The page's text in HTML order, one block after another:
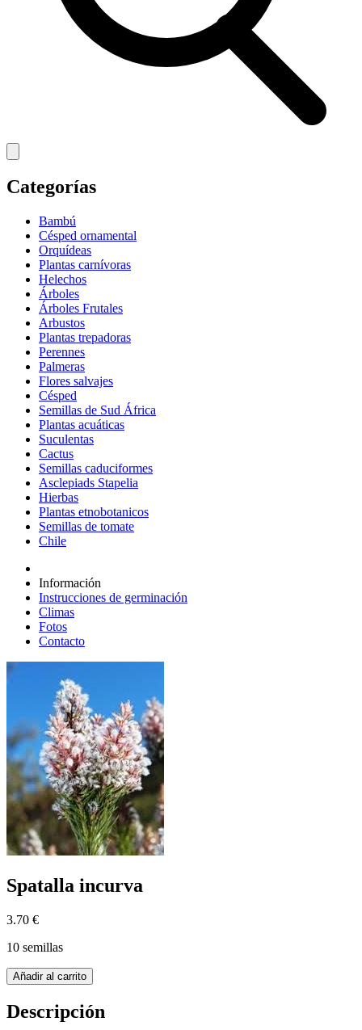
Categorías
Bambú
Césped ornamental
Orquídeas
Plantas carnívoras
Helechos
Árboles
Árboles Frutales
Arbustos
Plantas trepadoras
Perennes
Palmeras
Flores salvajes
Césped
Semillas de Sud África
Plantas acuáticas
Suculentas
Cactus
Semillas caduciformes
Asclepiads Stapelia
Hierbas
Plantas etnobotanicos
Semillas de tomate
Chile
Información
Instrucciones de germinación
Climas
Fotos
Contacto
Spatalla incurva
3.70 €
10 semillas
Añadir al carrito
Descripción